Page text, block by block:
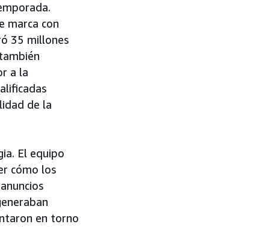
marca con
35 millones
a la
de la
El equipo
cómo los
en torno